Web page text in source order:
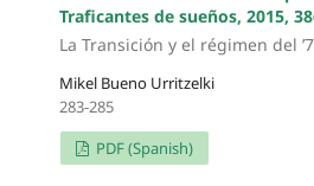
Traficantes de sueños, 2015,
La Transición y el régimen del
Mikel Bueno Urritzelki
283-285
PDF (Spanish)